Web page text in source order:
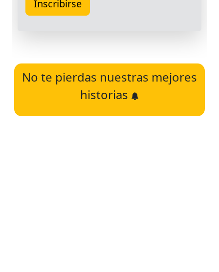
No te pierdas nuestras mejores
historias